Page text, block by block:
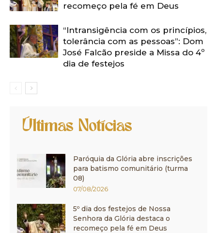
recomeço pela fé em Deus
“Intransigência com os princípios,
tolerância com as pessoas”: Dom
José Falcão preside a Missa do 4º
dia de festejos
Últimas Notícias
Paróquia da Glória abre inscrições
para batismo comunitário (turma
08)
07/08/2026
5º dia dos festejos de Nossa
Senhora da Glória destaca o
recomeço pela fé em Deus